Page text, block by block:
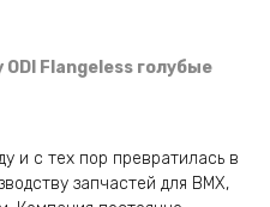
Flangeless голубые
и с тех пор превратилась в
запчастей для BMX,